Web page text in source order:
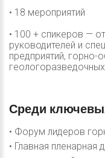
• 18 мероприятий
• 100 + спикеров —
руководителей и
предприятий, горно-
Среди
• Форум лидеров
• Главная пленарная